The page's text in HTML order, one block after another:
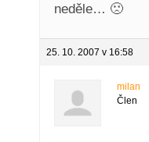
neděle… 🙁
25. 10. 2007 v 16:58
milan
Člen